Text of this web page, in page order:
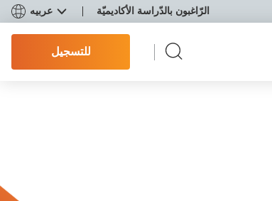
الرّاغبون بالدّراسة الأكاديميّة عربيه
للتسجيل